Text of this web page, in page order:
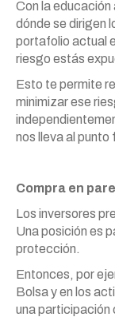
Con la
dónde se dirigen
portafolio actual
riesgo estás
Esto te permite
minimizar ese
nos lleva al punto
Compra en
Los inversores
Una posición es
protección.
Entonces, por
Bolsa y en los
una participación